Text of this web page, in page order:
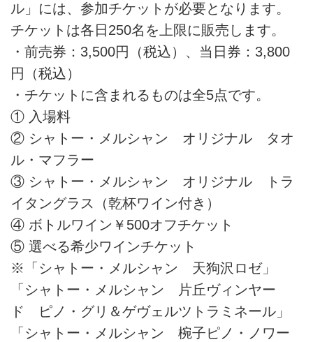
ル」には、参加チケットが必要となります。
チケットは各日250名を上限に販売します。
・前売券：3,500円（税込）、当日券：3,800
円（税込）
・チケットに含まれるものは全5点です。
① 入場料
② シャトー・メルシャン オリジナル タオ
ル・マフラー
③ シャトー・メルシャン オリジナル トラ
イタングラス（乾杯ワイン付き）
④ ボトルワイン￥500オフチケット
⑤ 選べる希少ワインチケット
※「シャトー・メルシャン 天狗沢ロゼ」
「シャトー・メルシャン 片丘ヴィンヤー
ド ピノ・グリ＆ゲヴェルツトラミネール」
「シャトー・メルシャン 椀子ピノ・ノワー